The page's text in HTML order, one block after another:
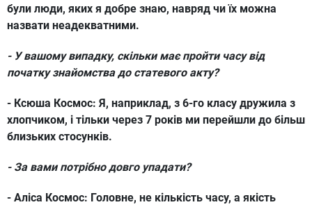
були люди, яких я добре знаю, навряд чи їх можна
назвати неадекватними.
- У вашому випадку, скільки має пройти часу від
початку знайомства до статевого акту?
- Ксюша Космос: Я, наприклад, з 6-го класу дружила з
хлопчиком, і тільки через 7 років ми перейшли до більш
близьких стосунків.
- За вами потрібно довго упадати?
- Аліса Космос: Головне, не кількість часу, а якість